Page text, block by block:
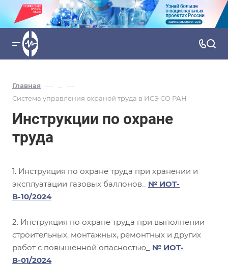
Главная — ... —
Система управления охраной труда в ИСЭ СО РАН
Инструкции по охране
труда
1. Инструкция по охране труда при хранении и
эксплуатации газовых баллонов_ № ИОТ-
В-10/2024
2. Инструкция по охране труда при выполнении
строительных, монтажных, ремонтных и других
работ с повышенной опасностью_ № ИОТ-
В-01/2024